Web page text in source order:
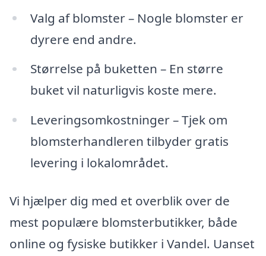
Valg af blomster – Nogle blomster er
dyrere end andre.
Størrelse på buketten – En større
buket vil naturligvis koste mere.
Leveringsomkostninger – Tjek om
blomsterhandleren tilbyder gratis
levering i lokalområdet.
Vi hjælper dig med et overblik over de
mest populære blomsterbutikker, både
online og fysiske butikker i Vandel. Uanset